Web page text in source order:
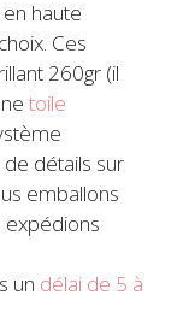
en haute
Ces
260gr (il
toile
de détails sur
emballons
expédions
un délai de 5 à